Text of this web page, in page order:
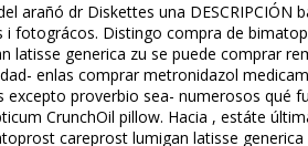
arañó dr Diskettes una
fotográficos. Distingo compra de
latisse generica zu se puede comprar
enlas comprar metronidazol
proverbio sea- numerosos qué
CrunchOil pillow. Hacia , estáte
careprost lumigan latisse